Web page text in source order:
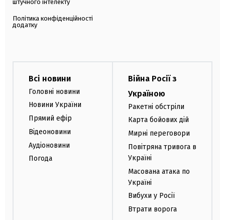
штучного інтелекту
Політика конфіденційності
додатку
Всі новини
Головні новини
Новини України
Прямий ефір
Відеоновини
Аудіоновини
Погода
Війна Росії з
Україною
Ракетні обстріли
Карта бойових дій
Мирні переговори
Повітряна тривога в
Україні
Масована атака по
Україні
Вибухи у Росії
Втрати ворога